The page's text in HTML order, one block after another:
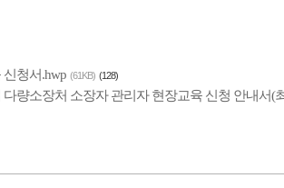
신청서.hwp (61KB) (128)
다량소장처 소장자 관리자 현장교육 신청 안내서(